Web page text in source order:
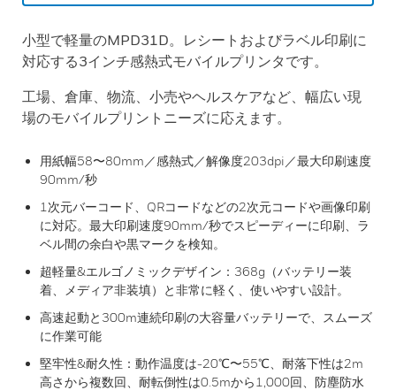
小型で軽量のMPD31D。レシートおよびラベル印刷に
対応する3インチ感熱式モバイルプリンタです。
工場、倉庫、物流、小売やヘルスケアなど、幅広い現
場のモバイルプリントニーズに応えます。
用紙幅58〜80mm／感熱式／解像度203dpi／最大印刷速度
90mm/秒
1次元バーコード、QRコードなどの2次元コードや画像印刷
に対応。最大印刷速度90mm/秒でスピーディーに印刷、ラ
ベル間の余白や黒マークを検知。
超軽量&エルゴノミックデザイン：368g（バッテリー装
着、メディア非装填）と非常に軽く、使いやすい設計。
高速起動と300m連続印刷の大容量バッテリーで、スムーズ
に作業可能
堅牢性&耐久性：動作温度は-20℃〜55℃、耐落下性は2m
高さから複数回、耐転倒性は0.5mから1,000回、防塵防水